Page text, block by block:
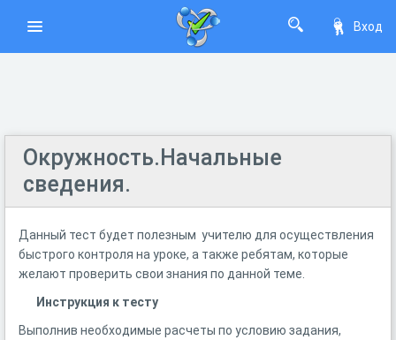
Вход
Окружность.Начальные
сведения.
Данный тест будет полезным учителю для осуществления
быстрого контроля на уроке, а также ребятам, которые
желают проверить свои знания по данной теме.
Инструкция к тесту
Выполнив необходимые расчеты по условию задания,